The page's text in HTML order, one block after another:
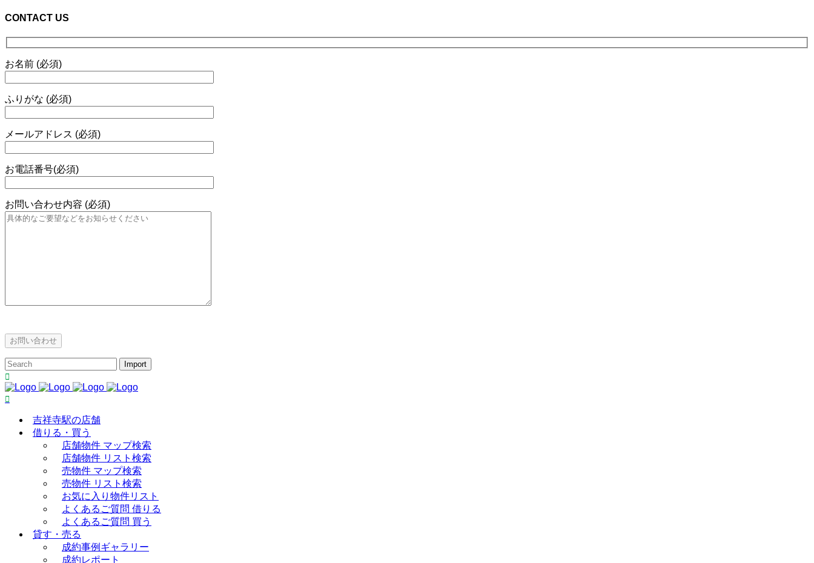
CONTACT US
お名前 (必須)
ふりがな (必須)
メールアドレス (必須)
お電話番号(必須)
お問い合わせ内容 (必須)
吉祥寺駅の店舗
借りる・買う
店舗物件 マップ検索
店舗物件 リスト検索
売物件 マップ検索
売物件 リスト検索
お気に入り物件リスト
よくあるご質問 借りる
よくあるご質問 買う
貸す・売る
成約事例ギャラリー
成約レポート